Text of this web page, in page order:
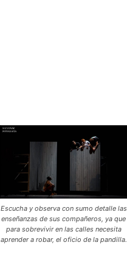
Escucha y observa con sumo detalle las
enseñanzas de sus compañeros, ya que
para sobrevivir en las calles necesita
aprender a robar, el oficio de la pandilla.